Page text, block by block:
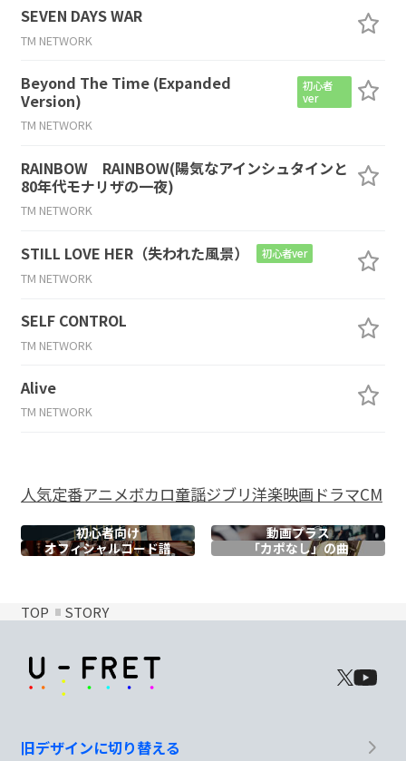
SEVEN DAYS WAR
TM NETWORK
Beyond The Time (Expanded
Version)
初心者
ver
TM NETWORK
RAINBOW RAINBOW(陽気なアインシュタインと
80年代モナリザの一夜)
TM NETWORK
STILL LOVE HER（失われた風景） 初心者ver
TM NETWORK
SELF CONTROL
TM NETWORK
Alive
TM NETWORK
人気定番アニメボカロ童謡ジブリ洋楽映画ドラマCM
初心者向け
動画プラス
オフィシャルコード譜 「カポなし」の曲
TOP STORY
旧デザインに切り替える